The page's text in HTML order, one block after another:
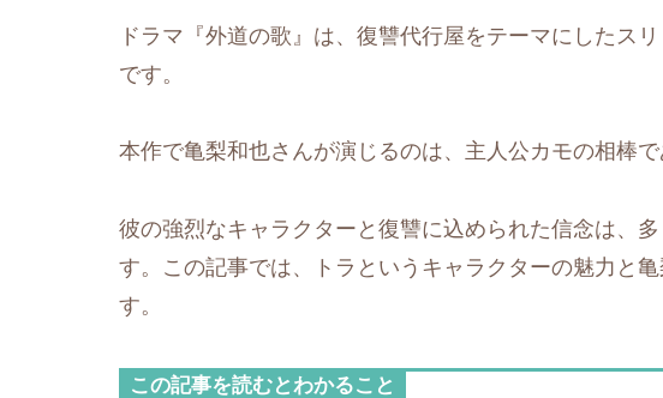
ドラマ『外道の歌』は、復讐代行屋をテーマにしたス
です。
本作で亀梨和也さんが演じるのは、主人公カモの相棒で
彼の強烈なキャラクターと復讐に込められた信念は、
す。この記事では、トラというキャラクターの魅力と
す。
この記事を読むとわかること